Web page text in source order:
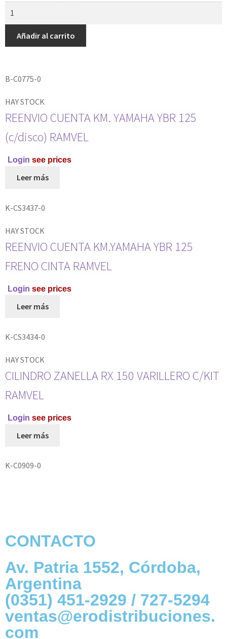
B-C0775-0
Añadir al carrito
K-CS3437-0
HAY STOCK
REENVIO CUENTA KM. YAMAHA YBR 125
(c/disco) RAMVEL
Login see prices
Leer más
K-CS3434-0
HAY STOCK
REENVIO CUENTA KM.YAMAHA YBR 125
FRENO CINTA RAMVEL
Login see prices
Leer más
K-C0909-0
HAY STOCK
CILINDRO ZANELLA RX 150 VARILLERO C/KIT
RAMVEL
Login see prices
Leer más
CONTACTO
Av. Patria 1552, Córdoba,
Argentina
(0351) 451-2929 / 727-5294
ventas@erodistribuciones.
com